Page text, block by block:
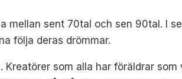
mellan sent 70tal och sen 90tal. I
följa deras drömmar.
Kreatörer som alla har föräldrar som